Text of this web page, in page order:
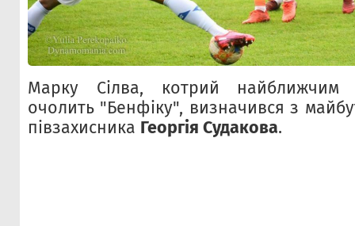
Марку Сілва, котрий найближчим
очолить "Бенфіку", визначився з
півзахисника Георгія Судакова.